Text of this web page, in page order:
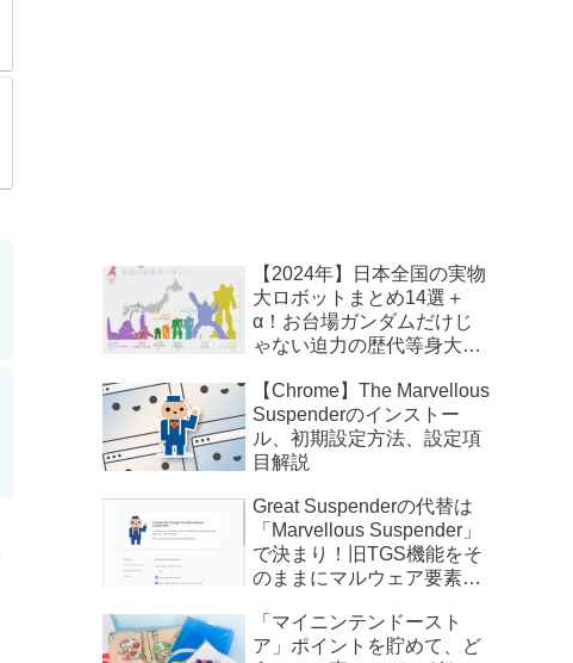
【2024年】日本全国の実物
大ロボットまとめ14選＋
α！お台場ガンダムだけじ
ゃない迫力の歴代等身大ロ
【Chrome】The Marvellous
Suspenderのインストー
ル、初期設定方法、設定項
目解説
Great Suspenderの代替は
「Marvellous Suspender」
で決まり！旧TGS機能をそ
のままにマルウェア要素を
「マイニンテンドースト
ア」ポイントを貯めて、ど